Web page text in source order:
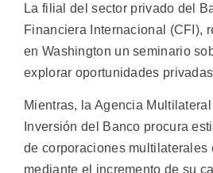
La filial del sector privado del
Financiera Internacional (CFI),
en Washington un seminario
explorar oportunidades
Mientras, la Agencia
Inversión del Banco procura
de corporaciones multilaterales
mediante el incremento de su